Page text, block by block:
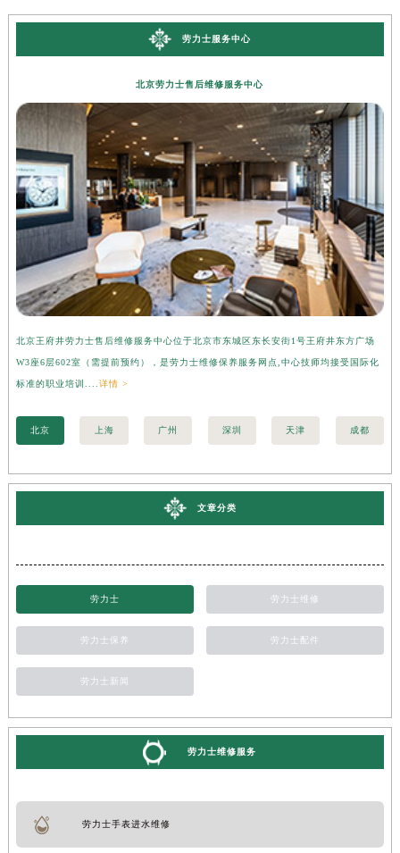
劳力士服务中心
北京劳力士售后维修服务中心
北京王府井劳力士售后维修服务中心位于北京市东城区东长安街1号王府井东方广场
W3座6层602室（需提前预约），是劳力士维修保养服务网点,中心技师均接受国际化
标准的职业培训....详情 >
北京 上海 广州 深圳 天津 成都
文章分类
劳力士 劳力士维修
劳力士保养 劳力士配件
劳力士新闻
劳力士维修服务
劳力士手表进水维修